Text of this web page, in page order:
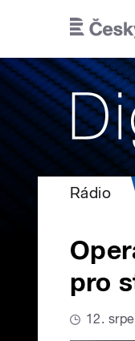
Rádio
pro
12.